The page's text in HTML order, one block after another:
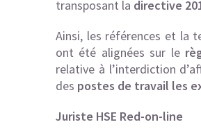
transposant la directive
Ainsi, les références et la
ont été alignées sur le
relative à l’interdiction
des postes de travail les
Juriste HSE Red-on-line